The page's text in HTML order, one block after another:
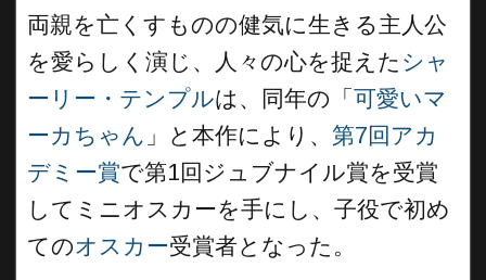
両親を亡くすものの健気に生きる主人公
を愛らしく演じ、人々の心を捉えた シャ
ーリー・テンプルは、同年の「 可愛いマ
ーカちゃん 」と本作により、 第7回アカ
デミー賞で第1回ジュブナイル賞を受賞
してミニオスカーを手にし、子役で初め
てのオスカー受賞者となった。